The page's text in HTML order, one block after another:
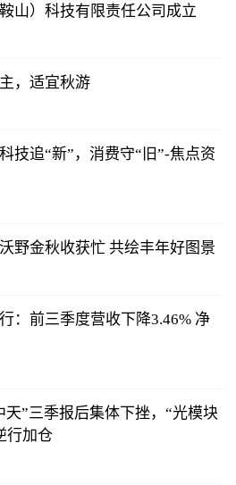
山）科技有限责任公司成立
，适宜秋游
技追“新”，消费守“旧”-焦点资
野金秋收获忙 共绘丰年好图景
：前三季度营收下降3.46% 净
”三季报后集体下挫，“光模块
行加仓